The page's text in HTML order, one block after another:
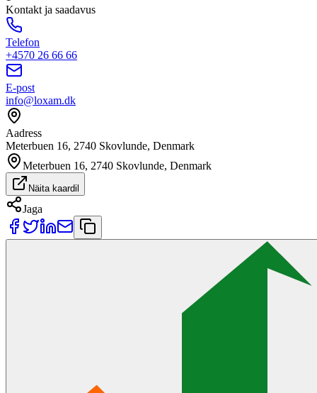
Kontakt ja saadavus
Telefon
+4570 26 66 66
E-post
info@loxam.dk
Aadress
Meterbuen 16, 2740 Skovlunde, Denmark
Meterbuen 16, 2740 Skovlunde, Denmark
Näita kaardil
Jaga